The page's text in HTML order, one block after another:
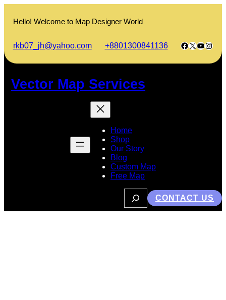
content
Hello! Welcome to Map Designer World
rkb07_jh@yahoo.com +8801300841136 Facebook
X
Vector Map Services
Home
Shop
Our Story
Blog
Custom Map
Free Map
a
CONTACT US